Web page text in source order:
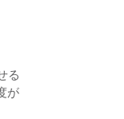
る
が